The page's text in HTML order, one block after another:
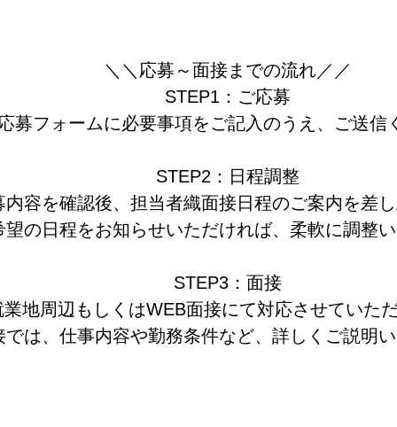
＼＼応募～面接までの流れ／／
STEP1：ご応募
募フォームに必要事項をご記入のうえ、ご送信
STEP2：日程調整
内容を確認後、担当者織面接日程のご案内を差し
望の日程をお知らせいただければ、柔軟に調整い
STEP3：面接
業地周辺もしくはWEB面接にて対応させていただ
では、仕事内容や勤務条件など、詳しくご説明い